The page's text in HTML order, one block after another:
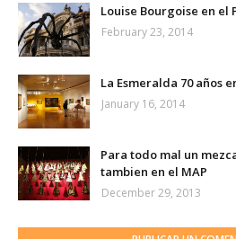
Louise Bourgoise en el
February 23, 2014
La Esmeralda 70 años
January 16, 2014
Para todo mal un
tambien en el MAP
December 29, 2013